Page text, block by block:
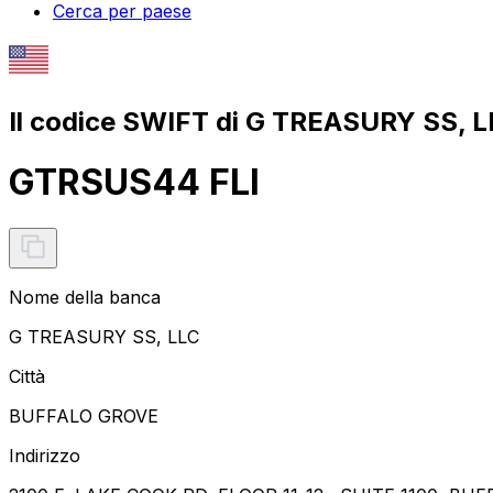
Cerca per paese
Il codice SWIFT di G TREASURY SS,
GTRSUS44 FLI
Nome della banca
G TREASURY SS, LLC
Città
BUFFALO GROVE
Indirizzo